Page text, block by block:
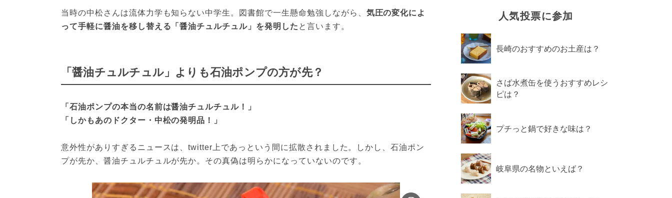
当時の中松さんは流体力学も知らない中学生。図書館で一生懸命勉強しながら、 気圧の変化によ
って手軽に醤油を移し替える「醤油チュルチュル」を発明した と言います。
「醤油チュルチュル」よりも石油ポンプの方が先？
「石油ポンプの本当の名前は醤油チュルチュル！」
「しかもあのドクター・中松の発明品！」
意外性がありすぎるニュースは、twitter上であっという間に拡散されました。しかし、石油ポン
プが先か、醤油チュルチュルが先か。その真偽は明らかになっていないのです。
人気投票に参加
長崎のおすすめのお土産は？
さば水煮缶を使うおすすめレシ
ピは？
プチっと鍋で好きな味は？
岐阜県の名物といえば？